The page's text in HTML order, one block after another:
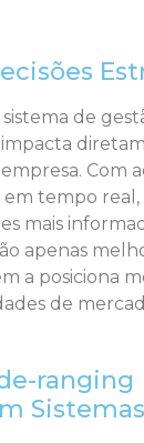
de
Com
em tempo real,
mais
apenas
a posiciona
de
ranging